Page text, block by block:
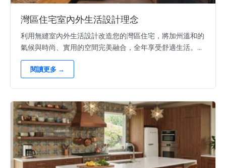
灣區住宅室內外生活設計理念
利用無縫室內外生活設計改造您的灣區住宅，將加州溫和的
氣候與時尚、實用的空間完美融合，全年享受舒適生活。...
閱讀更多 →